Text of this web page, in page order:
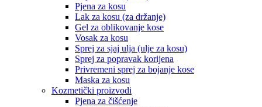
Pjena za kosu
Lak za kosu (za držanje)
Gel za oblikovanje kose
Vosak za kosu
Sprej za sjaj ulja (ulje za kosu)
Sprej za popravak korijena
Privremeni sprej za bojanje kose
Maska za kosu
Kozmetički proizvodi
Pjena za čišćenje